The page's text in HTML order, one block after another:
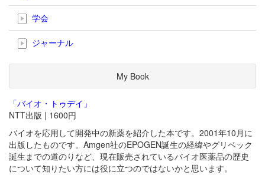
学会
ジャーナル
My Book
「バイオ・トゥデイ」
NTT出版 | 1600円
バイオを応用して開発中の新薬を紹介した本です。2001年10月に
出版したものです。Amgen社のEPOGEN誕生の経緯やグリベック
誕生までの道のりなど、現在販売されているバイオ医薬品の歴史
について知りたい方には役に立つのではないかと思います。